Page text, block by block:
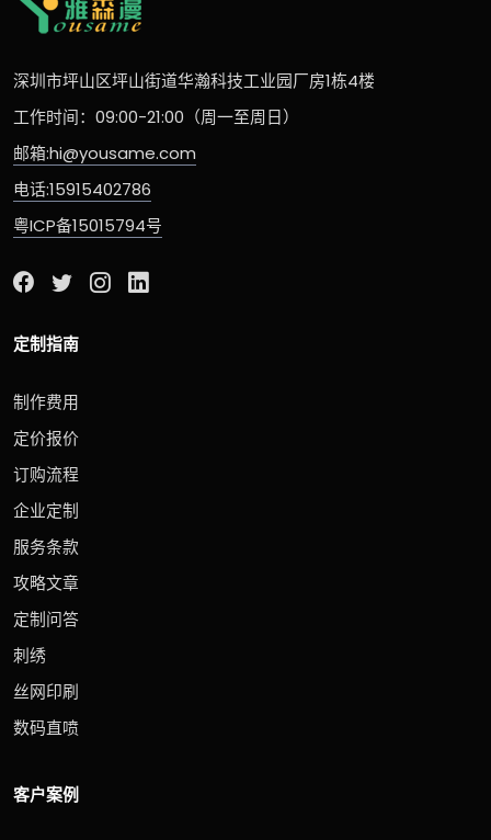
深圳市坪山区坪山街道华瀚科技工业园厂房1栋4楼
工作时间：09:00-21:00（周一至周日）
邮箱:hi@yousame.com
电话:15915402786
粤ICP备15015794号
定制指南
制作费用
定价报价
订购流程
企业定制
服务条款
攻略文章
定制问答
刺绣
丝网印刷
数码直喷
客户案例